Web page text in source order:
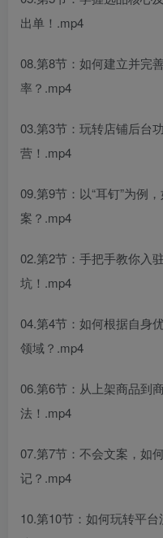
出单！.mp4
08.第8节：如何建立并完
率？.mp4
03.第3节：玩转店铺后台
营！.mp4
09.第9节：以“耳钉”为例
案？.mp4
02.第2节：手把手教你入
坑！.mp4
04.第4节：如何根据自身
领域？.mp4
06.第6节：从上架商品到
法！.mp4
07.第7节：不会文案，如
记？.mp4
10.第10节：如何玩转平